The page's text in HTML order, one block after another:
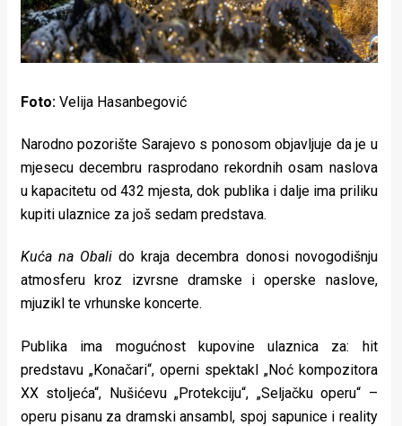
Za
stolom
pokretu
Ideje
rade
Urban
Places
Aktivizam
Aktuelnosti
Foto: Velija Hasanbegović
Narodno pozorište Sarajevo s ponosom objavljuje da je u
mjesecu decembru rasprodano rekordnih osam naslova
u kapacitetu od 432 mjesta, dok publika i dalje ima priliku
kupiti ulaznice za još sedam predstava.
Kuća na Obali do kraja decembra donosi novogodišnju
atmosferu kroz izvrsne dramske i operske naslove,
mjuzikl te vrhunske koncerte.
Publika ima mogućnost kupovine ulaznica za: hit
predstavu „Konačari“, operni spektakl „Noć kompozitora
XX stoljeća“, Nušićevu „Protekciju“, „Seljačku operu“ –
operu pisanu za dramski ansambl, spoj sapunice i reality